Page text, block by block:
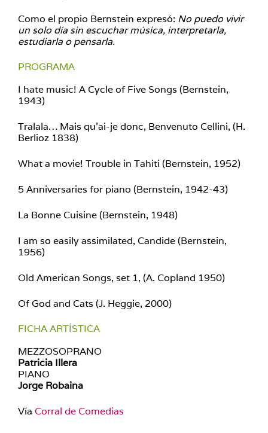
Como el propio Bernstein expresó: No puedo vivir
un solo día sin escuchar música, interpretarla,
estudiarla o pensarla.
PROGRAMA
I hate music! A Cycle of Five Songs (Bernstein,
1943)
Tralala… Mais qu’ai-je donc, Benvenuto Cellini, (H.
Berlioz 1838)
What a movie! Trouble in Tahiti (Bernstein, 1952)
5 Anniversaries for piano (Bernstein, 1942-43)
La Bonne Cuisine (Bernstein, 1948)
I am so easily assimilated, Candide (Bernstein,
1956)
Old American Songs, set 1, (A. Copland 1950)
Of God and Cats (J. Heggie, 2000)
FICHA ARTÍSTICA
MEZZOSOPRANO
Patricia Illera
PIANO
Jorge Robaina
Vía Corral de Comedias